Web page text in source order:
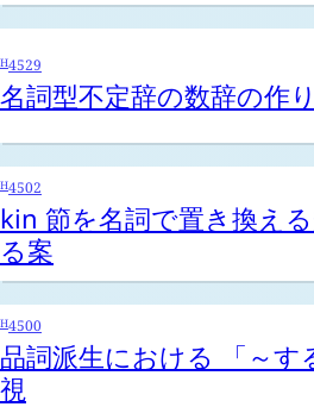
H4529
名詞型不定辞の数辞の作
H4502
kin 節を名詞で置き換え
る案
H4500
品詞派生における 「～
視